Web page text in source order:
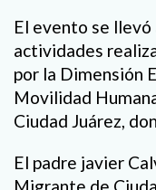
El evento se llevó
actividades
por la Dimensión
Movilidad
Ciudad Juárez,
El padre javier
Migrante de